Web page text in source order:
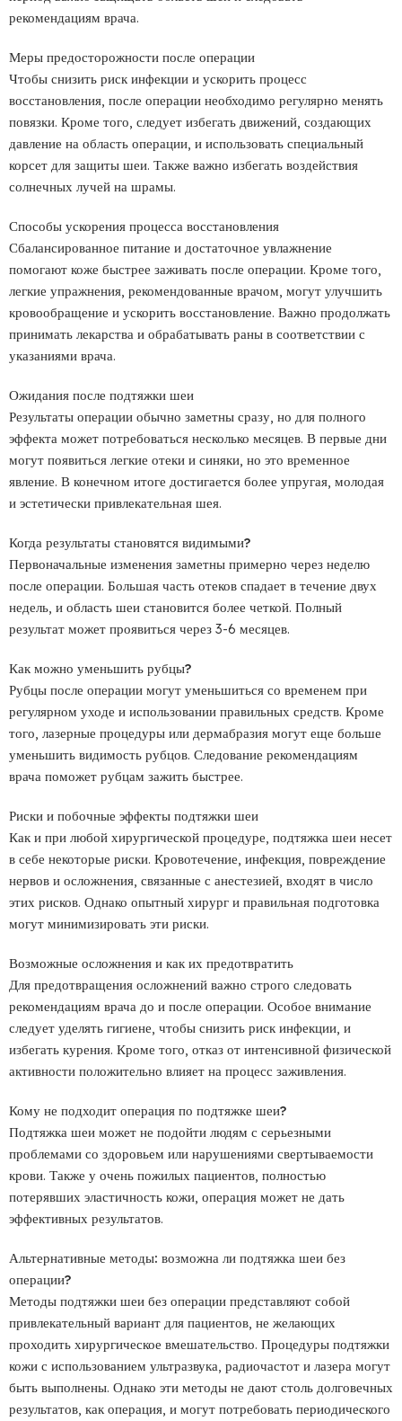
рекомендациям врача.
Меры предосторожности после операции
Чтобы снизить риск инфекции и ускорить процесс
восстановления, после операции необходимо регулярно менять
повязки. Кроме того, следует избегать движений, создающих
давление на область операции, и использовать специальный
корсет для защиты шеи. Также важно избегать воздействия
солнечных лучей на шрамы.
Способы ускорения процесса восстановления
Сбалансированное питание и достаточное увлажнение
помогают коже быстрее заживать после операции. Кроме того,
легкие упражнения, рекомендованные врачом, могут улучшить
кровообращение и ускорить восстановление. Важно продолжать
принимать лекарства и обрабатывать раны в соответствии с
указаниями врача.
Ожидания после подтяжки шеи
Результаты операции обычно заметны сразу, но для полного
эффекта может потребоваться несколько месяцев. В первые дни
могут появиться легкие отеки и синяки, но это временное
явление. В конечном итоге достигается более упругая, молодая
и эстетически привлекательная шея.
Когда результаты становятся видимыми?
Первоначальные изменения заметны примерно через неделю
после операции. Большая часть отеков спадает в течение двух
недель, и область шеи становится более четкой. Полный
результат может проявиться через 3-6 месяцев.
Как можно уменьшить рубцы?
Рубцы после операции могут уменьшиться со временем при
регулярном уходе и использовании правильных средств. Кроме
того, лазерные процедуры или дермабразия могут еще больше
уменьшить видимость рубцов. Следование рекомендациям
врача поможет рубцам зажить быстрее.
Риски и побочные эффекты подтяжки шеи
Как и при любой хирургической процедуре, подтяжка шеи несет
в себе некоторые риски. Кровотечение, инфекция, повреждение
нервов и осложнения, связанные с анестезией, входят в число
этих рисков. Однако опытный хирург и правильная подготовка
могут минимизировать эти риски.
Возможные осложнения и как их предотвратить
Для предотвращения осложнений важно строго следовать
рекомендациям врача до и после операции. Особое внимание
следует уделять гигиене, чтобы снизить риск инфекции, и
избегать курения. Кроме того, отказ от интенсивной физической
активности положительно влияет на процесс заживления.
Кому не подходит операция по подтяжке шеи?
Подтяжка шеи может не подойти людям с серьезными
проблемами со здоровьем или нарушениями свертываемости
крови. Также у очень пожилых пациентов, полностью
потерявших эластичность кожи, операция может не дать
эффективных результатов.
Альтернативные методы: возможна ли подтяжка шеи без
операции?
Методы подтяжки шеи без операции представляют собой
привлекательный вариант для пациентов, не желающих
проходить хирургическое вмешательство. Процедуры подтяжки
кожи с использованием ультразвука, радиочастот и лазера могут
быть выполнены. Однако эти методы не дают столь долговечных
результатов, как операция, и могут потребовать периодического